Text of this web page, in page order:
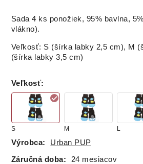
Sada 4 ks ponožiek, 95% bavlna,
vlákno).
Veľkosť: S (šírka labky 2,5 cm), M
(šírka labky 3,5 cm)
Veľkosť:
S M L
Výrobca: Urban PUP
Záručná doba: 24 mesiacov